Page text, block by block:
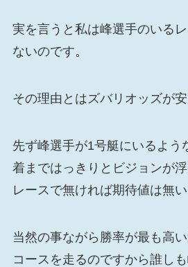
実を言うと私は峰選手のいる
ないのです。
その理由とはズバリオッズが安
先ず峰選手が1号艇にいるよう
着まではっきりとビジョンが
レースで無ければ期待値は無い
当然の事ながら勝率が最も高
コースを走るのですから誰し